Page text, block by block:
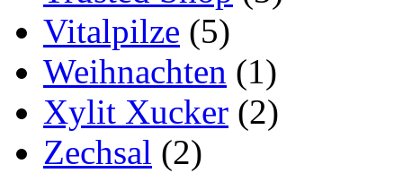
Vitalpilze (5)
Weihnachten (1)
Xylit Xucker (2)
Zechsal (2)